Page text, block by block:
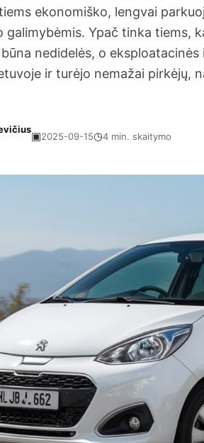
ekonomiško, lengvai
galimybėmis. Ypač tinka tiems,
nedidelės, o
ir turėjo nemažai pirkėjų,
▣2025-09-15◷4 min. skaitymo